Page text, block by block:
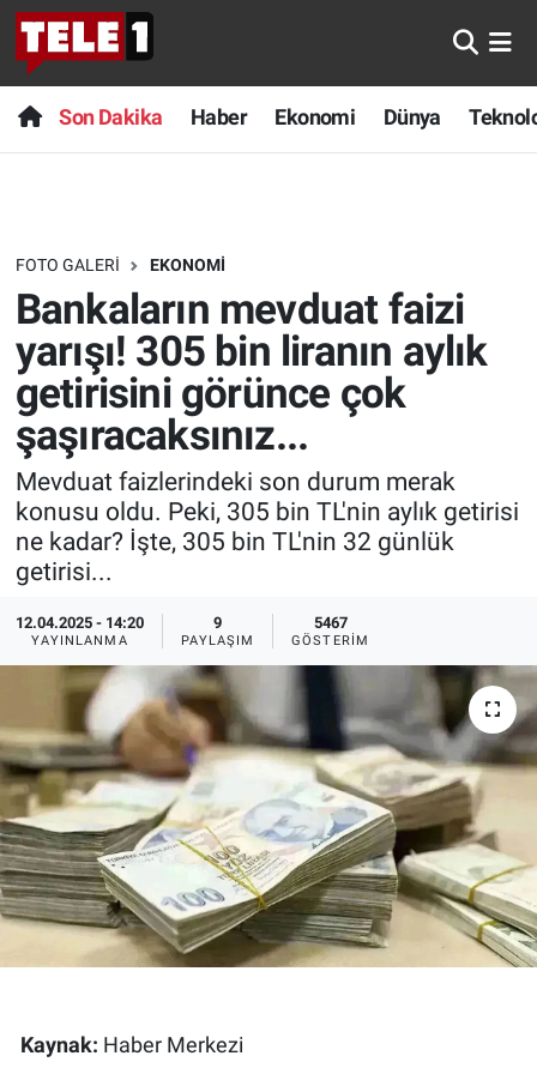
Son Dakika Haber Ekonomi Dünya
FOTO GALERI EKONOMI
Bankaların mevduat faizi
yarışı! 305 bin liranın aylık
getirisini görünce çok
şaşıracaksınız...
Mevduat faizlerindeki son durum merak
konusu oldu. Peki, 305 bin TL'nin aylık getirisi
ne kadar? İşte, 305 bin TL'nin 32 günlük
getirisi...
12.04.2025 - 14:20
YAYINLANMA
9
PAYLAŞIM
5467
GÖSTERIM
Kaynak: Haber Merkezi
Anında Manşet
Başka Sohbetler
Bilim turu
Bilim ve Teknoloji Evreni
Doğa Konuşuyor
Dünya
Ege Saati
Ege'den Esintiler
Eğitim
Eğlence
Ekonomi
Forum
Gerçeğin İzinde
Gün Başlıyor
Son Dakika
Haber
Dünya
Teknoloji
Sağlık
Spor
Yayın Akışı
İletişim
Nöbetçi Eczaneler
Hava Durumu
Trafik Durumu
Süper Lig Puan Durumu ve Fikstür
Tüm Manşetler
Son Dakika Haberleri
Haber Arşivi